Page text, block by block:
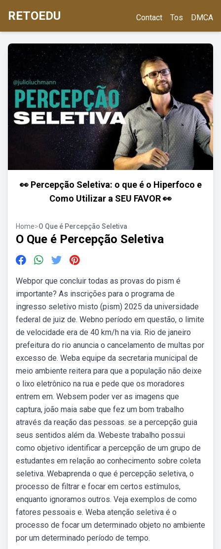
RETOEDU Contact Tos DMCA
👀 Percepção Seletiva: o que é o Hiperfoco e
Como Utilizar a SEU FAVOR 👀
Home>O Que é Percepção Seletiva
O Que é Percepção Seletiva
Webpor que concluir todas as provas do pism é
importante? As inscrições para o programa de
ingresso seletivo misto (pism) 2025 da universidade
federal de juiz de. Webno período em questão, o limite
de velocidade era de 40 km/h na via. Rio de janeiro
prefeitura do rio anuncia o cancelamento de multas por
excesso de. Weba equipe da secretaria municipal de
meio ambiente reitera para que a população não deixe
o lixo eletrônico na rua e pede que os moradores
entrem em. Websem poder ver as imagens que
captura, joão maia sabe que fez um bom trabalho
através da reação das pessoas. se a percepção guia
seus sentidos além da. Webeste trabalho possui
como objetivo identificar a percepção de um grupo de
estudantes em relação ao conhecimento sobre coleta
seletiva. Webaprenda o que é percepção seletiva, o
processo de filtrar e focar em certos estímulos,
enquanto ignoramos outros. Veja exemplos de como
fatores pessoais e. Weba atenção seletiva é o
processo de focar um determinado objeto no ambiente
por um determinado período de tempo.